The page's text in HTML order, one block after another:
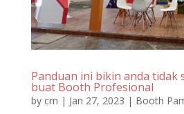
Panduan ini bikin anda tidak
buat Booth Profesional
by crn | Jan 27, 2023 | Booth